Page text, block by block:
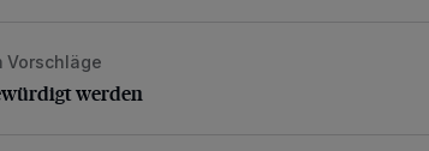
werden
Vorschläge
werden